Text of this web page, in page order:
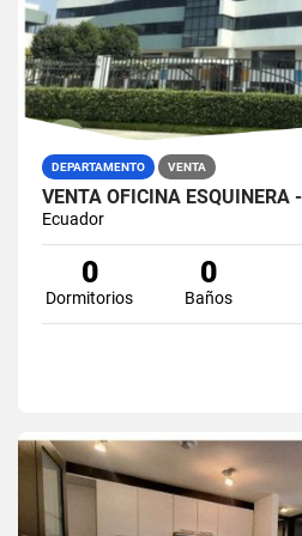
DEPARTAMENTO VENTA
Ecuador
0
Dormitorios
0
Baños